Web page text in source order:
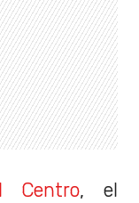
Centro, el